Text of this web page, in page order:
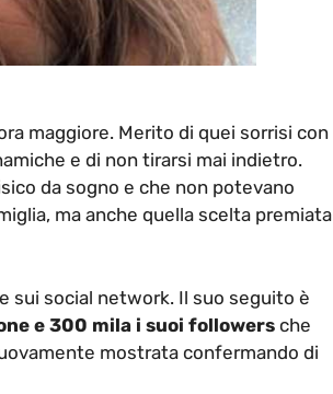
maggiore. Merito di quei sorrisi con
e di non tirarsi mai indietro.
da sogno e che non potevano
ma anche quella scelta premiata
sui social network. Il suo seguito è
e 300 mila i suoi followers che
mostrata confermando di